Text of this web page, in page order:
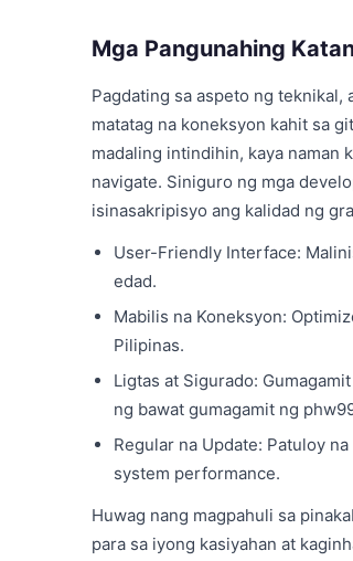
Mga Pangunahing
Pagdating sa aspeto ng teknikal,
matatag na koneksyon kahit sa
madaling intindihin, kaya naman
navigate. Siniguro ng mga
isinasakripisyo ang kalidad ng
User-Friendly Interface:
edad.
Mabilis na Koneksyon:
Pilipinas.
Ligtas at Sigurado:
ng bawat gumagamit ng
Regular na Update: Patuloy
system performance.
Huwag nang magpahuli sa
para sa iyong kasiyahan at